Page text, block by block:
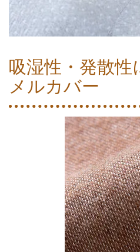
吸湿性・発散性
メルカバー